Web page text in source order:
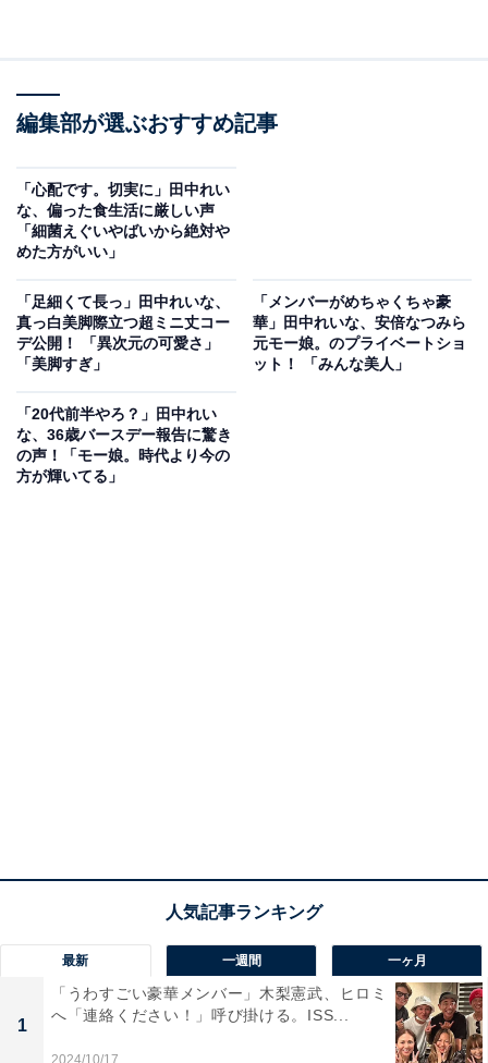
編集部が選ぶおすすめ記事
「心配です。切実に」田中れい
な、偏った食生活に厳しい声
「細菌えぐいやばいから絶対や
めた方がいい」
「足細くて長っ」田中れいな、
真っ白美脚際立つ超ミニ丈コー
デ公開！ 「異次元の可愛さ」
「美脚すぎ」
「メンバーがめちゃくちゃ豪
華」田中れいな、安倍なつみら
元モー娘。のプライベートショ
ット！ 「みんな美人」
「20代前半やろ？」田中れい
な、36歳バースデー報告に驚き
の声！「モー娘。時代より今の
方が輝いてる」
最新 一週間 一ヶ月
1
「うわすごい豪華メンバー」木梨憲武、ヒロミ
へ「連絡ください！」呼び掛ける。ISS...